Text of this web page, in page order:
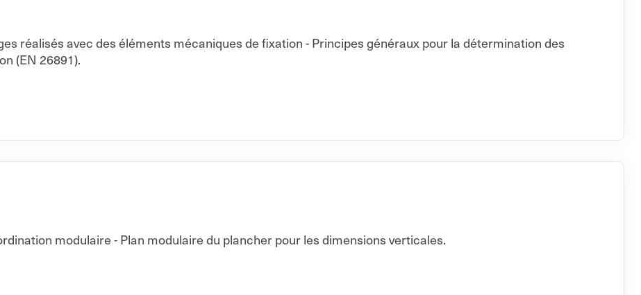
réalisés avec des éléments mécaniques de fixation - Principes généraux pour la détermination des
(EN 26891).
modulaire - Plan modulaire du plancher pour les dimensions verticales.